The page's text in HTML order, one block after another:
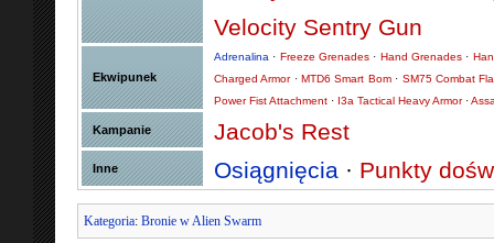
Velocity Sentry Gun
Ekwipunek
Adrenalina · Freeze Grenades · Hand Grenades ·
Charged Armor·MTD6 Smart Bom· SM75 Combat
Power Fist Attachment · I3a Tactical Heavy Armor·
Kampanie Jacob's Rest
Inne Osiągnięcia · Punkty
Kategoria: Bronie w Alien Swarm